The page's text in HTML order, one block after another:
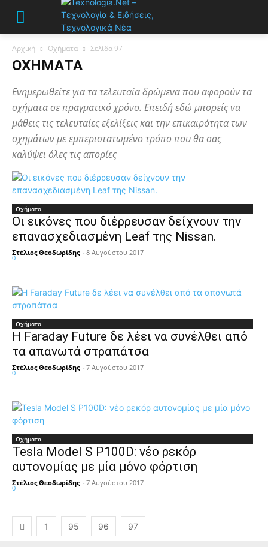
Αρχική Οχήματα Σελίδα 97
ΟΧΉΜΑΤΑ
Ενημερωθείτε για τα τελευταία δρώμενα που αφορούν τα
οχήματα σε πραγματικό χρόνο. Επειδή εδώ μπορείς να
μάθεις τις τελευταίες εξελίξεις και την επικαιρότητα των
οχημάτων με εμπεριστατωμένο τρόπο που θα σας
καλύψει όλες τις απορίες
Οχήματα
Οι εικόνες που διέρρευσαν δείχνουν την
επανασχεδιασμένη Leaf της Nissan.
Στέλιος Θεοδωρίδης - 8 Αυγούστου 2017
0
Οχήματα
Η Faraday Future δε λέει να συνέλθει από
τα απανωτά στραπάτσα
Στέλιος Θεοδωρίδης - 7 Αυγούστου 2017
0
Οχήματα
Tesla Model S P100D: νέο ρεκόρ
αυτονομίας με μία μόνο φόρτιση
Στέλιος Θεοδωρίδης - 7 Αυγούστου 2017
0
1 95 96 97